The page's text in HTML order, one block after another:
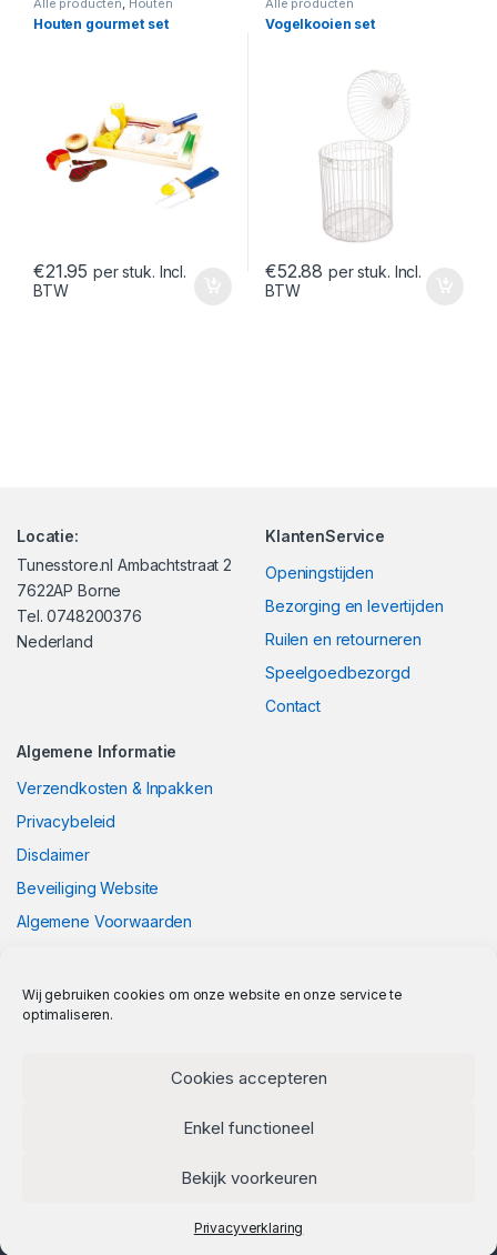
Wij gebruiken cookies om onze website en onze service te
optimaliseren.
Cookies accepteren
Enkel functioneel
Bekijk voorkeuren
Privacyverklaring
Alle producten, Houten
speelgoed
Houten gourmet set
€21.95 per stuk. Incl.
BTW
Alle producten
Vogelkooien set
€52.88 per stuk. Incl.
BTW
Locatie:
Tunesstore.nl Ambachtstraat 2
7622AP Borne
Tel. 0748200376
Nederland
KlantenService
Openingstijden
Bezorging en levertijden
Ruilen en retourneren
Speelgoedbezorgd
Contact
Algemene Informatie
Verzendkosten & Inpakken
Privacybeleid
Disclaimer
Beveiliging Website
Algemene Voorwaarden